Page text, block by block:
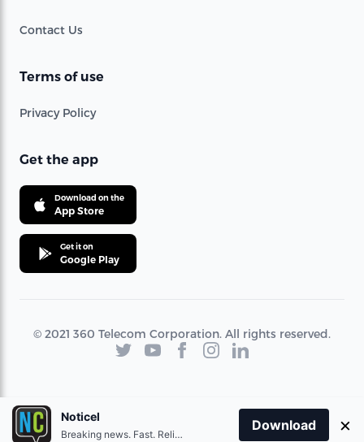
Contact Us
Terms of use
Privacy Policy
Get the app
Download on the
App Store
Get it on
Google Play
© 2021 360 Telecom Corporation. All rights reserved.
Noticel
Breaking news. Fast. Reliable.
Download ×